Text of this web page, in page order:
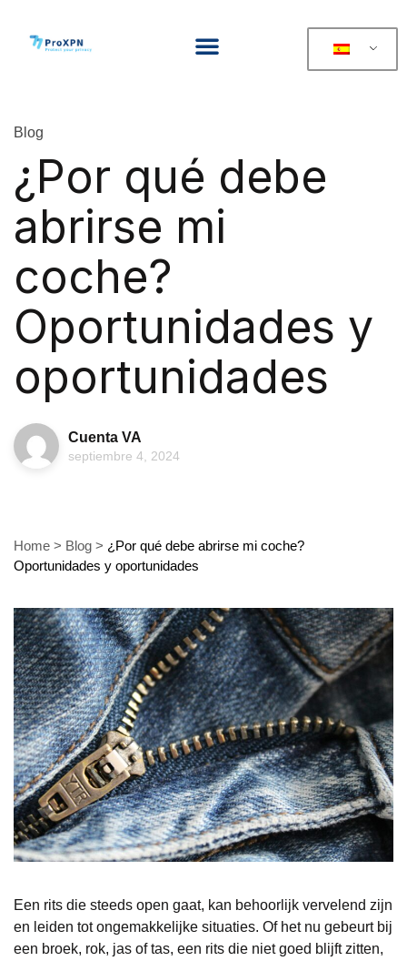
Blog
¿Por qué debe
abrirse mi
coche?
Oportunidades y
oportunidades
Cuenta VA
septiembre 4, 2024
Home > Blog > ¿Por qué debe abrirse mi coche?
Oportunidades y oportunidades
Een rits die steeds open gaat, kan behoorlijk vervelend zijn
en leiden tot ongemakkelijke situaties. Of het nu gebeurt bij
een broek, rok, jas of tas, een rits die niet goed blijft zitten,